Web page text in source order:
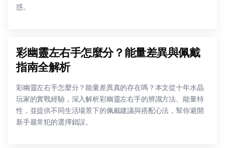
惑。
彩幽靈左右手怎麼分？能量差異與佩戴
指南全解析
彩幽靈左右手怎麼分？能量差異真的存在嗎？本文從十年水晶
玩家的實戰經驗，深入解析彩幽靈左右手的辨識方法、能量特
性，並提供不同生活場景下的佩戴建議與搭配心法，幫你避開
新手最常犯的選擇錯誤。